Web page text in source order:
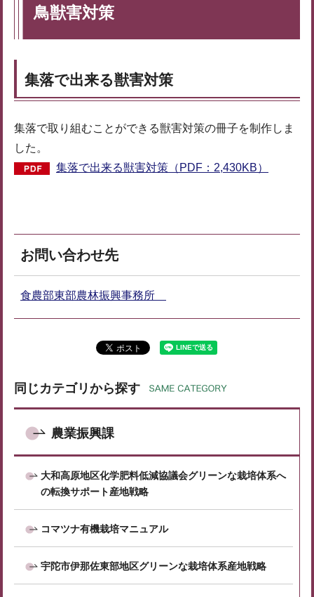
鳥獣害対策
集落で出来る獣害対策
集落で取り組むことができる獣害対策の冊子を制作しま
した。
集落で出来る獣害対策（PDF：2,430KB）
お問い合わせ先
食農部東部農林振興事務所
同じカテゴリから探す
農業振興課
大和高原地区化学肥料低減協議会グリーンな栽培体系へ
の転換サポート産地戦略
コマツナ有機栽培マニュアル
宇陀市伊那佐東部地区グリーンな栽培体系産地戦略